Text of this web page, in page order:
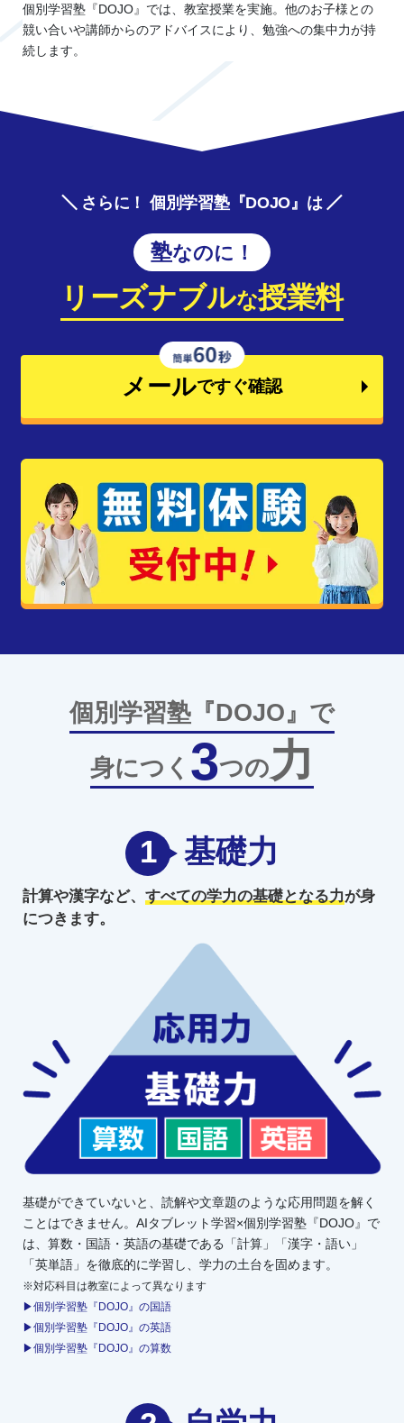
個別学習塾『DOJO』では、教室授業を実施。他のお子様との
競い合いや講師からのアドバイスにより、勉強への集中力が持
続します。
さらに！ 個別学習塾『DOJO』は
塾なのに！
リーズナブルな授業料
メールですぐ確認
個別学習塾『DOJO』で
身につく 3つの力
1 基礎力
計算や漢字など、 すべての学力の基礎となる力が身
につきます。
基礎ができていないと、読解や文章題のような応用問題を解く
ことはできません。AIタブレット学習×個別学習塾『DOJO』で
は、算数・国語・英語の基礎である「計算」「漢字・語い」
「英単語」を徹底的に学習し、学力の土台を固めます。
※対応科目は教室によって異なります
▶個別学習塾『DOJO』の国語
▶個別学習塾『DOJO』の英語
▶個別学習塾『DOJO』の算数